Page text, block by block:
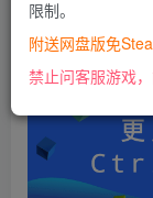
账号密码错
使用教程：
https://
限制。
附送网盘版免
禁止问客服游戏